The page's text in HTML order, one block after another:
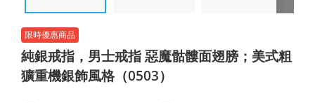
純銀戒指，男士戒指 惡魔骷髏面翅膀；美式粗
獷重機銀飾風格（0503）